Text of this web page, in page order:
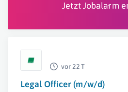
Jetzt Jobalarm
vor 22 T
Legal Officer (m/w/d)